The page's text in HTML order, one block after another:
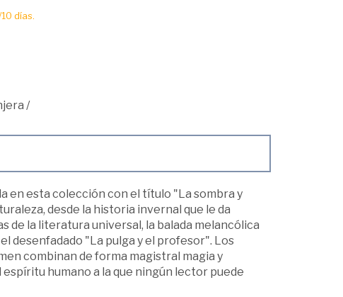
días.
/
en esta colección con el título "La sombra y
desde la historia invernal que le da
de la literatura universal, la balada melancólica
desenfadado "La pulga y el profesor". Los
combinan de forma magistral magia y
humano a la que ningún lector puede